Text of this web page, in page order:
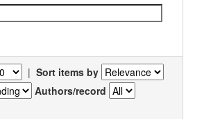
| Sort items by
Authors/record